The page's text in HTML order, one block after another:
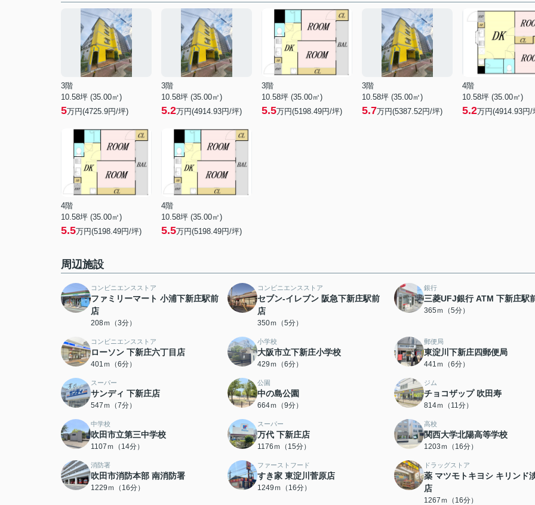
3階
10.58坪 (35.00㎡)
5万円(4725.9円/坪)
3階
10.58坪 (35.00㎡)
5.2万円(4914.93円/坪)
3階
10.58坪 (35.00㎡)
5.5万円(5198.49円/坪)
3階
10.58坪 (35.00㎡)
5.7万円(5387.52円/坪)
4階
10.58坪 (35.00㎡)
5.2万円(4914.93円/
4階
10.58坪 (35.00㎡)
5.5万円(5198.49円/坪)
4階
10.58坪 (35.00㎡)
5.5万円(5198.49円/坪)
周辺施設
コンビニエンスストア
ファミリーマート 小浦下新庄駅前
店
208ｍ（3分）
コンビニエンスストア
セブン-イレブン 阪急下新庄駅前
店
350ｍ（5分）
銀行
三菱UFJ銀行 ATM 下新庄駅
365ｍ（5分）
コンビニエンスストア
ローソン 下新庄六丁目店
401ｍ（6分）
小学校
大阪市立下新庄小学校
429ｍ（6分）
郵便局
東淀川下新庄四郵便局
441ｍ（6分）
スーパー
サンディ 下新庄店
547ｍ（7分）
公園
中の島公園
664ｍ（9分）
ジム
チョコザップ 吹田寿
814ｍ（11分）
中学校
吹田市立第三中学校
1107ｍ（14分）
スーパー
万代 下新庄店
1176ｍ（15分）
高校
関西大学北陽高等学校
1203ｍ（16分）
消防署
吹田市消防本部 南消防署
1229ｍ（16分）
ファーストフード
すき家 東淀川菅原店
1249ｍ（16分）
ドラッグストア
薬 マツモトキヨシ キリンド
店
1267ｍ（16分）